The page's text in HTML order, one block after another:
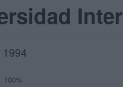
1994
100%